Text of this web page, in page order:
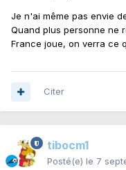
Je n'ai même pas envie
Quand plus personne ne
France joue, on verra ce
Citer
tibocm1
Posté(e) le 7